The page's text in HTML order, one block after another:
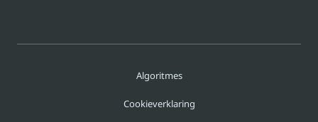
Algoritmes
Cookieverklaring